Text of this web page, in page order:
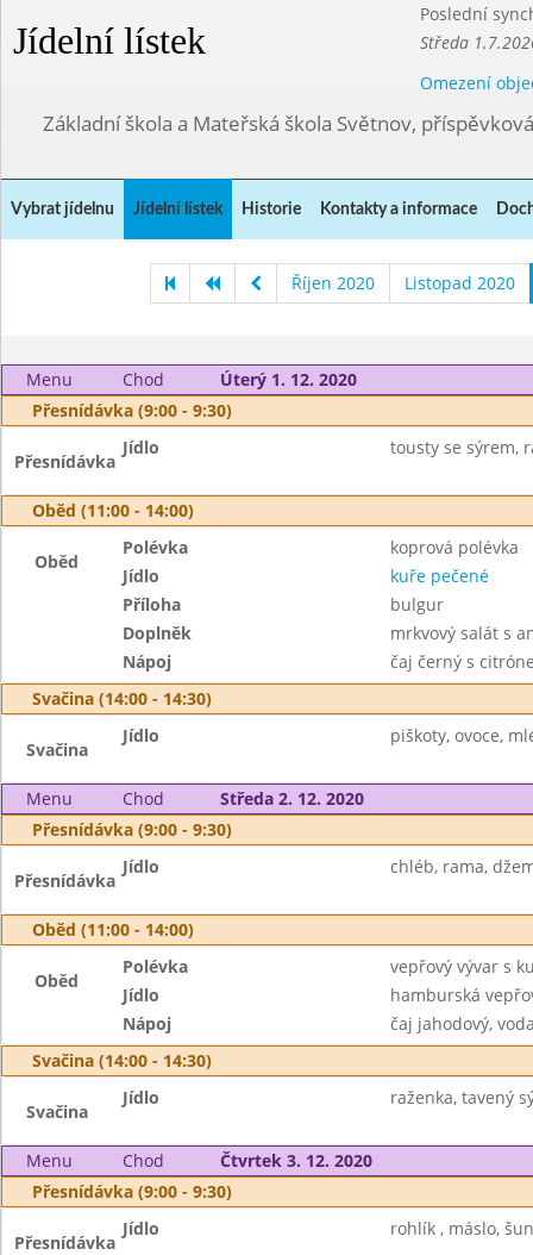
Jídelní lístek
Poslední
Středa
Omezení
Základní škola a Mateřská škola Světnov,
Vybrat jídelnu Jídelní lístek Historie Kontakty a informace
Říjen 2020 Listopad 2020
Menu Chod
Úterý 1. 12. 2020
Přesnídávka (9:00 - 9:30)
Přesnídávka
Jídlo tousty se sýrem,
Oběd (11:00 - 14:00)
Oběd
Polévka
koprová polévka
Jídlo
kuře pečené
Příloha
bulgur
Doplněk
mrkvový salát s
Nápoj
čaj černý s
Svačina (14:00 - 14:30)
Svačina
Jídlo piškoty, ovoce,
Menu Chod
Středa 2. 12. 2020
Přesnídávka (9:00 - 9:30)
Přesnídávka
Jídlo chléb, rama,
Oběd (11:00 - 14:00)
Oběd
Polévka
vepřový vývar s
Jídlo
hamburská
Nápoj
čaj jahodový,
Svačina (14:00 - 14:30)
Svačina
Jídlo raženka, tavený
Menu Chod
Čtvrtek 3. 12. 2020
Přesnídávka (9:00 - 9:30)
Přesnídávka
Jídlo rohlík , máslo,